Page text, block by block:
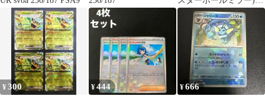
{032/187} [SV8a]
¥300 ¥444 ¥666